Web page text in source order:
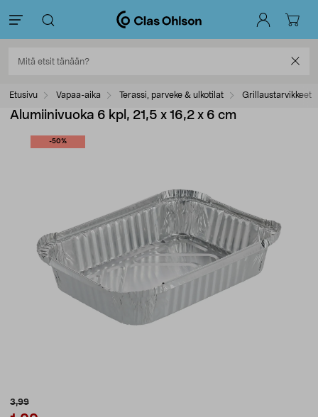
Etusivu Vapaa-aika Terassi, parveke & ulkotilat Grillaustarvikkeet
Alumiinivuoka 6 kpl, 21,5 x 16,2 x 6 cm
-50%
3,99